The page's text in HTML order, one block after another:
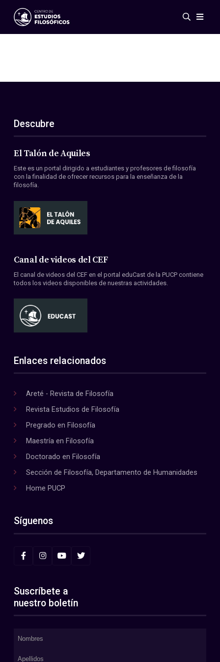
Eventos
ES
EN
Acerca de nosotros
Miembros
Convenios
Descubre
El Talón de Aquiles
Este es un portal dirigido a estudiantes y profesores de filosofía
con la finalidad de ofrecer recursos para la enseñanza de la
filosofía.
Canal de videos del CEF
El canal de videos del CEF en el portal eduCast de la PUCP contiene
todos los videos disponibles de nuestras actividades.
Enlaces relacionados
Areté - Revista de Filosofía
Revista Estudios de Filosofía
Pregrado en Filosofía
Maestría en Filosofía
Doctorado en Filosofía
Sección de Filosofía, Departamento de Humanidades
Home PUCP
Síguenos
Suscríbete a
nuestro boletín